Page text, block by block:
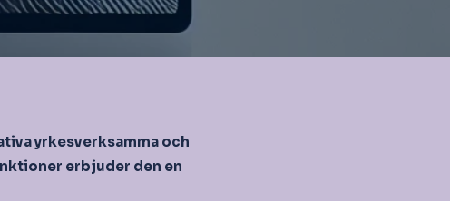
yrkesverksamma och
erbjuder den en